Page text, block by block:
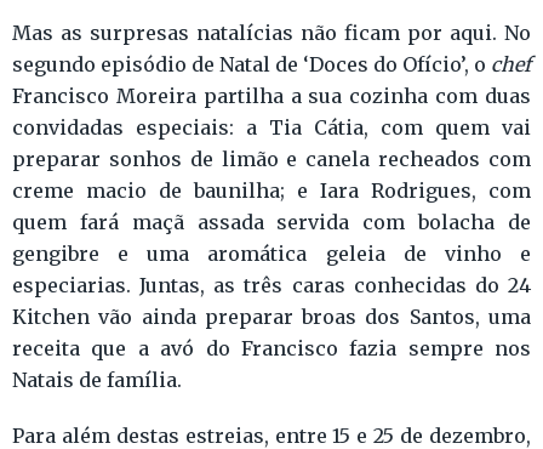
Mas as surpresas natalícias não ficam por aqui. No
segundo episódio de Natal de ‘Doces do Ofício’, o chef
Francisco Moreira partilha a sua cozinha com duas
convidadas especiais: a Tia Cátia, com quem vai
preparar sonhos de limão e canela recheados com
creme macio de baunilha; e Iara Rodrigues, com
quem fará maçã assada servida com bolacha de
gengibre e uma aromática geleia de vinho e
especiarias. Juntas, as três caras conhecidas do 24
Kitchen vão ainda preparar broas dos Santos, uma
receita que a avó do Francisco fazia sempre nos
Natais de família.
Para além destas estreias, entre 15 e 25 de dezembro,